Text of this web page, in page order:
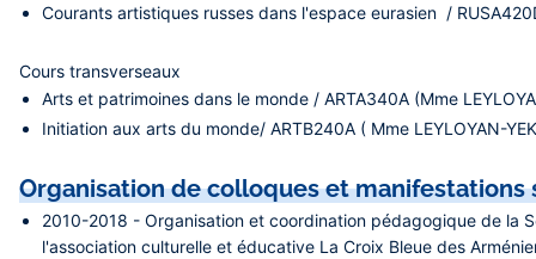
Courants artistiques russes dans l'espace eurasien /
​Cours transverseaux
​Arts et patrimoines dans le monde / ARTA340A (Mme
Initiation aux arts du monde/ ARTB240A ( Mme LEYLOYAN-
​Organisation de colloques et manifestations
2010-2018 - Organisation et coordination pédagogique de la
l'association culturelle et éducative La Croix Bleue des